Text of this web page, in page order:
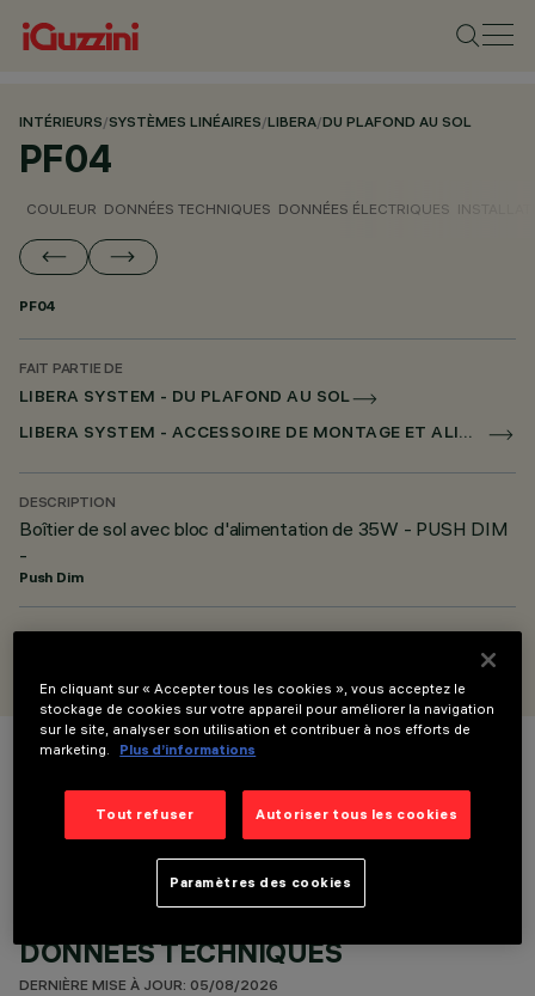
INTÉRIEURS/SYSTÈMES LINÉAIRES/LIBERA/DU PLAFOND AU SOL
PF04
COULEUR DONNÉES TECHNIQUES DONNÉES ÉLECTRIQUES
PF04
FAIT PARTIE DE
LIBERA SYSTEM - DU PLAFOND AU SOL
LIBERA SYSTEM - ACCESSOIRE DE MONTAGE ET ALIMENTATION
DESCRIPTION
Boîtier de sol avec bloc d'alimentation de 35W - PUSH DIM
-
Push Dim
DONNÉES TECHNIQUES
DERNIÈRE MISE À JOUR: 05/08/2026
En cliquant sur « Accepter tous les cookies », vous acceptez le
stockage de cookies sur votre appareil pour améliorer la navigation
sur le site, analyser son utilisation et contribuer à nos efforts de
marketing.
Plus d’informations
Tout refuser Autoriser tous les cookies
Paramètres des cookies